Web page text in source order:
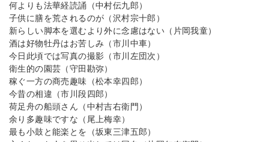
何よりも法華経読誦（中村伝九郎）
子供に膳を荒されるのが（沢村宗十郎）
新らしい脚本を選むより外に念慮はない（片岡我童）
酒は好物牡丹はお苦しみ（市川中車）
今日此頃では写真の撮影（市川左団次）
衛生的の園芸（守田勘弥）
稼ぐ一方の商売趣味（松本幸四郎）
今昔の相違（市川段四郎）
荷足舟の船頭さん（中村吉右衛門）
余り多趣味ですな（尾上梅幸）
最も小鼓と能楽とを（坂東三津五郎）